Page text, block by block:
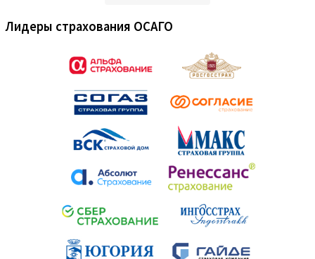
Лидеры страхования ОСАГО